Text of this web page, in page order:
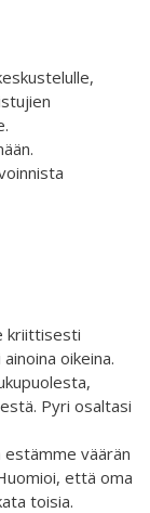
kriittisesti
oikeina.
Pyri osaltasi
väärän
että oma
toisia.